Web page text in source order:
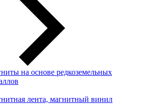
на основе редкоземельных
лента, магнитный винил